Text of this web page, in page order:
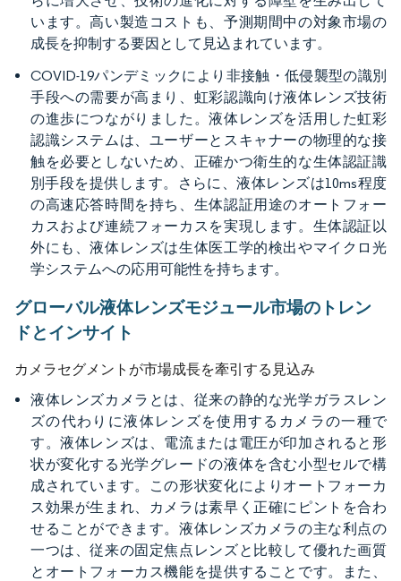
います。高い製造コストも、予測期間中の対象市場の
成長を抑制する要因として見込まれています。
COVID-19パンデミックにより非接触・低侵襲型の識別
手段への需要が高まり、虹彩認識向け液体レンズ技術
の進歩につながりました。液体レンズを活用した虹彩
認識システムは、ユーザーとスキャナーの物理的な接
触を必要としないため、正確かつ衛生的な生体認証識
別手段を提供します。さらに、液体レンズは10ms程度
の高速応答時間を持ち、生体認証用途のオートフォー
カスおよび連続フォーカスを実現します。生体認証以
外にも、液体レンズは生体医工学的検出やマイクロ光
学システムへの応用可能性を持ちます。
グローバル液体レンズモジュール市場のトレン
ドとインサイト
カメラセグメントが市場成長を牽引する見込み
液体レンズカメラとは、従来の静的な光学ガラスレン
ズの代わりに液体レンズを使用するカメラの一種で
す。液体レンズは、電流または電圧が印加されると形
状が変化する光学グレードの液体を含む小型セルで構
成されています。この形状変化によりオートフォーカ
ス効果が生まれ、カメラは素早く正確にピントを合わ
せることができます。液体レンズカメラの主な利点の
一つは、従来の固定焦点レンズと比較して優れた画質
とオートフォーカス機能を提供することです。また、